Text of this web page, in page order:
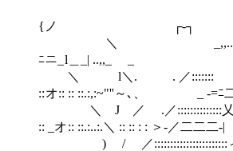
と{
{ノ ┌‐┐
＼ _,,....,,_／(⌒)
ﾆニ_ l＿_| ..,,_ _
＼ l＼. . ／::::::: ⌒ (
:: オ:: :: ::.:,:~"''～､、 _ -=ﾆ
＼ J ／ .／::::::::::::::乂
:: _オ :: ::.:..:.＼ :: :: : : ＞-／二二二-|
) / ／:::::::::::::::::::::::ィU